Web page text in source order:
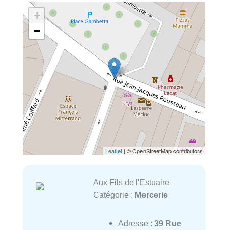
+
−
Leaflet | © OpenStreetMap contributors
Aux Fils de l'Estuaire
Catégorie : Mercerie
Adresse : 39 Rue